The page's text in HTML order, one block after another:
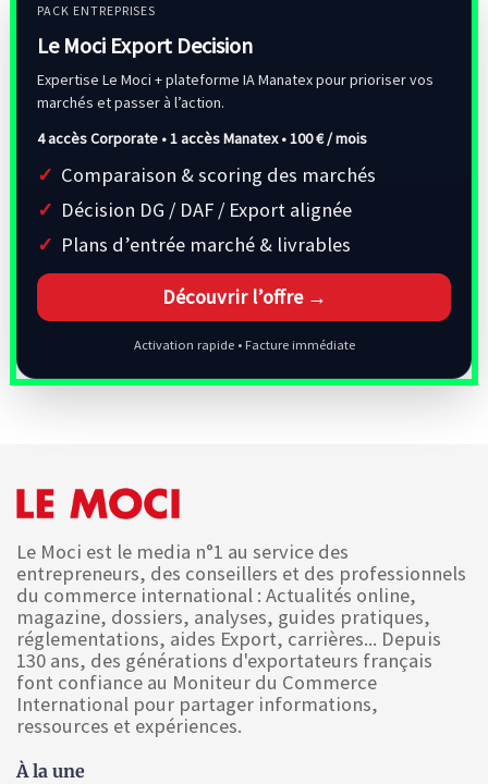
PACK ENTREPRISES
Le Moci Export Decision
Expertise Le Moci + plateforme IA Manatex pour prioriser vos
marchés et passer à l’action.
4 accès Corporate • 1 accès Manatex •100 € / mois
Comparaison & scoring des marchés
Décision DG / DAF / Export alignée
Plans d’entrée marché & livrables
Découvrir l’offre →
Activation rapide • Facture immédiate
Le Moci est le media n°1 au service des
entrepreneurs, des conseillers et des professionnels
du commerce international : Actualités online,
magazine, dossiers, analyses, guides pratiques,
réglementations, aides Export, carrières... Depuis
130 ans, des générations d'exportateurs français
font confiance au Moniteur du Commerce
International pour partager informations,
ressources et expériences.
À la une